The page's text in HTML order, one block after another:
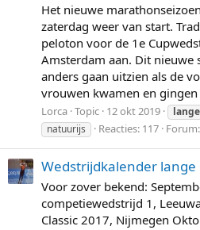
Het nieuwe
zaterdag weer van start.
peloton voor de 1e
Amsterdam aan. Dit nieuwe
anders gaan uitzien als de
vrouwen kwamen en
Lorca Topic 12 okt 2019
natuurijs
Reacties: 117 Forum:
Wedstrijdkalender
Voor zover bekend:
competiewedstrijd 1,
Classic 2017, Nijmegen